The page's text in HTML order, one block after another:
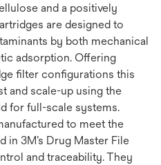
and a positively
are designed to
by both mechanical
adsorption. Offering
filter configurations this
and scale-up using the
for full-scale systems.
to meet the
3M’s Drug Master File
and traceability. They